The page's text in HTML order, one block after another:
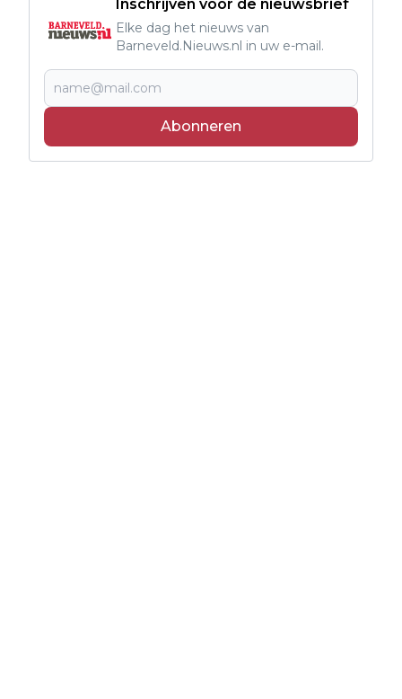
Inschrijven voor de nieuwsbrief
Elke dag het nieuws van
Barneveld.Nieuws.nl in uw e-mail.
Abonneren